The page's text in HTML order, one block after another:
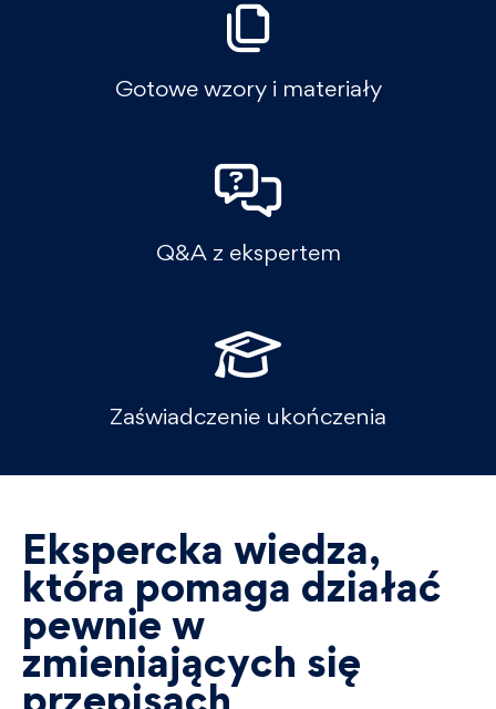
Gotowe wzory i materiały
Q&A z ekspertem
Zaświadczenie ukończenia
Ekspercka wiedza,
która pomaga działać
pewnie w
zmieniających się